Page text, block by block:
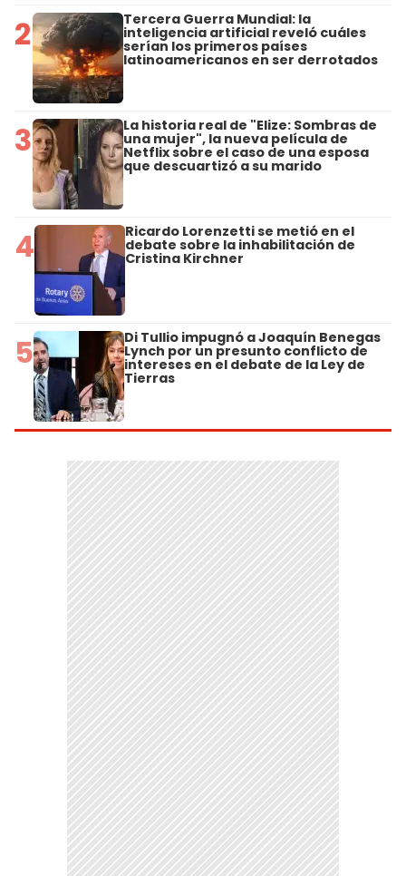
2 Tercera Guerra Mundial: la
inteligencia artificial reveló cuáles
serían los primeros países
latinoamericanos en ser derrotados
3 La historia real de "Elize: Sombras de
una mujer", la nueva película de
Netflix sobre el caso de una esposa
que descuartizó a su marido
4 Ricardo Lorenzetti se metió en el
debate sobre la inhabilitación de
Cristina Kirchner
5 Di Tullio impugnó a Joaquín Benegas
Lynch por un presunto conflicto de
intereses en el debate de la Ley de
Tierras